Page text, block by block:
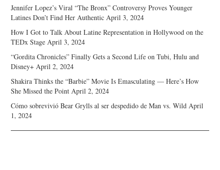
Jennifer Lopez’s Viral “The Bronx” Controversy Proves Younger
Latines Don’t Find Her Authentic April 3, 2024
How I Got to Talk About Latine Representation in Hollywood on the
TEDx Stage April 3, 2024
“Gordita Chronicles” Finally Gets a Second Life on Tubi, Hulu and
Disney+ April 2, 2024
Shakira Thinks the “Barbie” Movie Is Emasculating — Here’s How
She Missed the Point April 2, 2024
Cómo sobrevivió Bear Grylls al ser despedido de Man vs. Wild April
1, 2024